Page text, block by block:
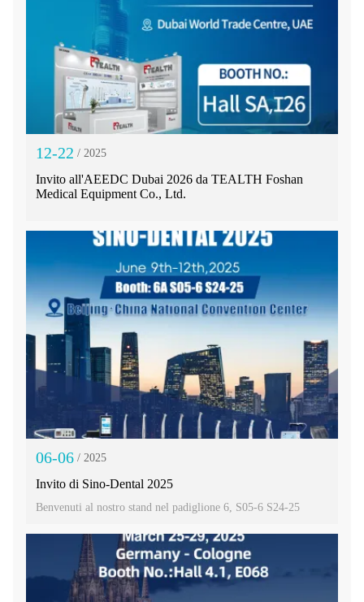
12-22 / 2025
Invito all'AEEDC Dubai 2026 da TEALTH Foshan
Medical Equipment Co., Ltd.
06-06 / 2025
Invito di Sino-Dental 2025
Benvenuti al nostro stand nel padiglione 6, S05-6 S24-25